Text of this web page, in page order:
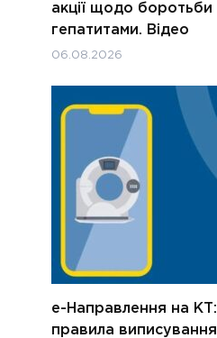
акції щодо боротьби
гепатитами. Відео
06.08.2026
е-Направлення на
правила виписування